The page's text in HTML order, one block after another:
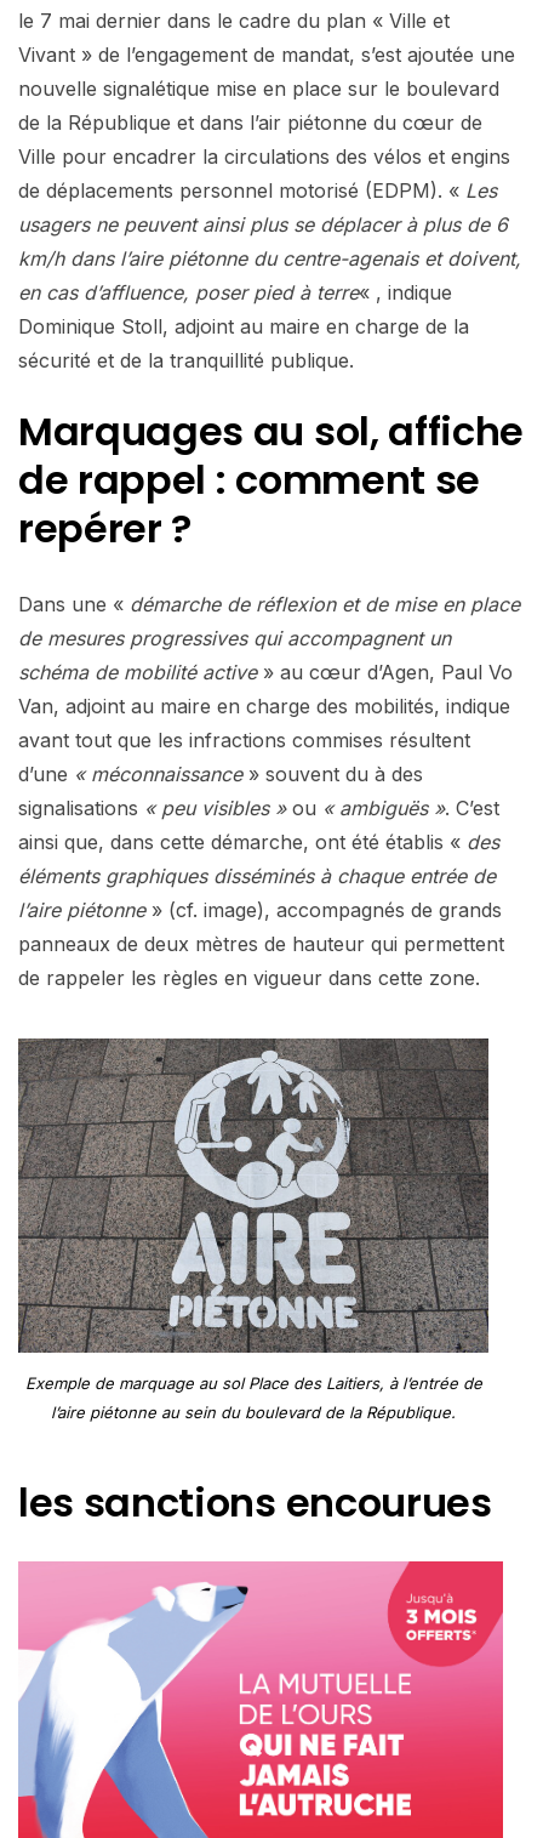
le 7 mai dernier dans le cadre du plan « Ville et
Vivant » de l’engagement de mandat, s’est ajoutée une
nouvelle signalétique mise en place sur le boulevard
de la République et dans l’air piétonne du cœur de
Ville pour encadrer la circulations des vélos et engins
de déplacements personnel motorisé (EDPM). « Les
usagers ne peuvent ainsi plus se déplacer à plus de 6
km/h dans l’aire piétonne du centre-agenais et doivent,
en cas d’affluence, poser pied à terre« , indique
Dominique Stoll, adjoint au maire en charge de la
sécurité et de la tranquillité publique.
Marquages au sol, affiche
de rappel : comment se
repérer ?
Dans une « démarche de réflexion et de mise en place
de mesures progressives qui accompagnent un
schéma de mobilité active» au cœur d’Agen, Paul Vo
Van, adjoint au maire en charge des mobilités, indique
avant tout que les infractions commises résultent
d’une « méconnaissance» souvent du à des
signalisations « peu visibles »ou « ambiguës ». C’est
ainsi que, dans cette démarche, ont été établis « des
éléments graphiques disséminés à chaque entrée de
l’aire piétonne» (cf. image), accompagnés de grands
panneaux de deux mètres de hauteur qui permettent
de rappeler les règles en vigueur dans cette zone.
Exemple de marquage au sol Place des Laitiers, à l’entrée de
l’aire piétonne au sein du boulevard de la République.
les sanctions encourues